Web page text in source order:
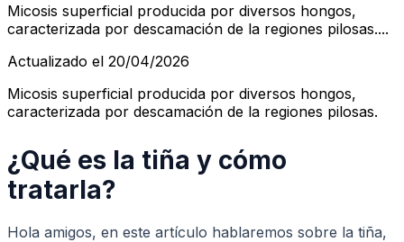
Micosis superficial producida por diversos hongos,
caracterizada por descamación de la regiones pilosas....
Actualizado el 20/04/2026
Micosis superficial producida por diversos hongos,
caracterizada por descamación de la regiones pilosas.
¿Qué es la tiña y cómo
tratarla?
Hola amigos, en este artículo hablaremos sobre la tiña,